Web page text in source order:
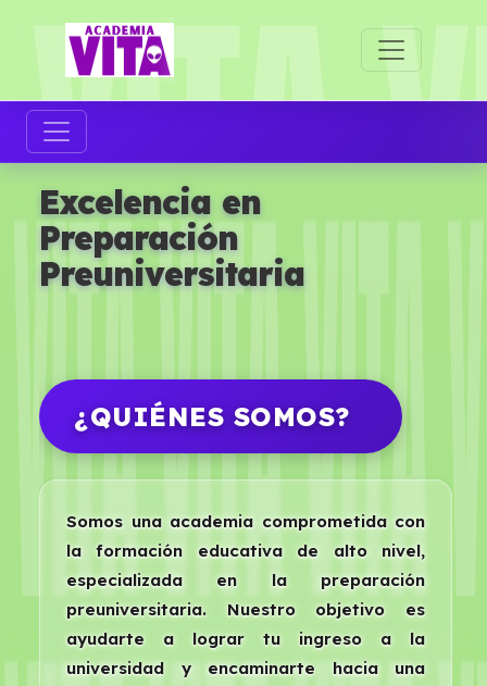
Excelencia en
Preparación
Preuniversitaria
¿QUIÉNES SOMOS?
Somos una academia comprometida con
la formación educativa de alto nivel,
especializada en la preparación
preuniversitaria. Nuestro objetivo es
ayudarte a lograr tu ingreso a la
universidad y encaminarte hacia una